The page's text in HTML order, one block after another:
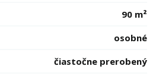
90 m²
osobné
čiastočne prerobený